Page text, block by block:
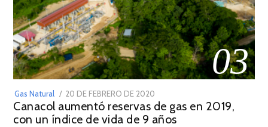
03
Gas Natural
POSTED
ON
20 DE FEBRERO DE 2020
DE
JULIO
Canacol aumentó reservas de gas en 2019,
con un índice de vida de 9 años